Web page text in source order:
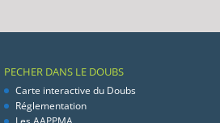
PECHER DANS LE DOUBS
Carte interactive du Doubs
Réglementation